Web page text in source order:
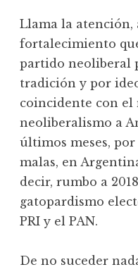
Llama la atención,
fortalecimiento
partido neoliberal
tradición y por
coincidente con el
neoliberalismo a
últimos meses,
malas, en
decir, rumbo a
gatopardismo
PRI y el PAN.
De no suceder